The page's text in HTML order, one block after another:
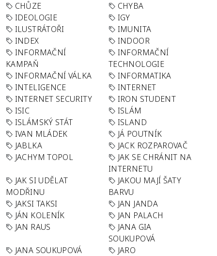
CHŮZE
CHYBA
IDEOLOGIE
IGY
ILUSTRÁTOŘI
IMUNITA
INDEX
INDOOR
INFORMAČNÍ
KAMPAŇ
INFORMAČNÍ
TECHNOLOGIE
INFORMAČNÍ VÁLKA
INFORMATIKA
INTELIGENCE
INTERNET
INTERNET SECURITY
IRON STUDENT
ISIC
ISLÁM
ISLÁMSKÝ STÁT
ISLAND
IVAN MLÁDEK
JÁ POUTNÍK
JABLKA
JACK ROZPAROVAČ
JACHYM TOPOL
JAK SE CHRÁNIT NA
INTERNETU
JAK SI UDĚLAT
MODŘINU
JAKOU MAJÍ ŠATY
BARVU
JAKSI TAKSI
JAN JANDA
JÁN KOLENÍK
JAN PALACH
JAN RAUS
JANA GIA
SOUKUPOVÁ
JANA SOUKUPOVÁ
JARO